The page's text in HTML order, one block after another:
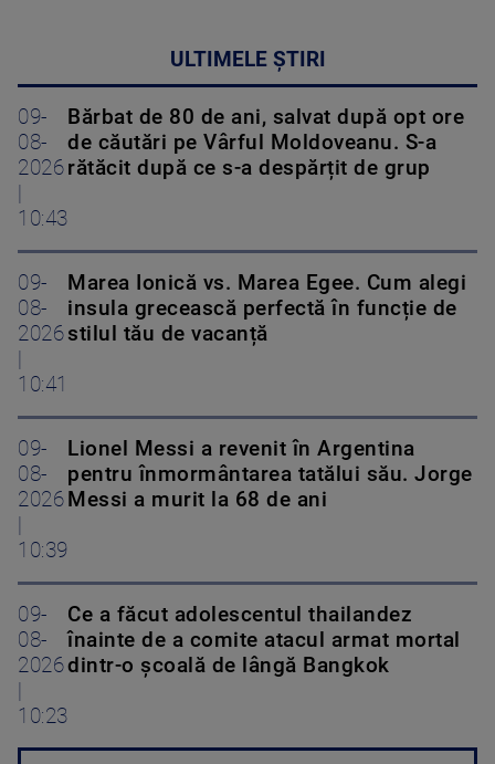
ULTIMELE ȘTIRI
09-
08-
2026
10:43
Bărbat de 80 de ani, salvat după opt ore
de căutări pe Vârful Moldoveanu. S-a
rătăcit după ce s-a despărțit de grup
09-
08-
2026
10:41
Marea Ionică vs. Marea Egee. Cum alegi
insula grecească perfectă în funcție de
stilul tău de vacanță
09-
08-
2026
10:39
Lionel Messi a revenit în Argentina
pentru înmormântarea tatălui său. Jorge
Messi a murit la 68 de ani
09-
08-
2026
10:23
Ce a făcut adolescentul thailandez
înainte de a comite atacul armat mortal
dintr-o școală de lângă Bangkok